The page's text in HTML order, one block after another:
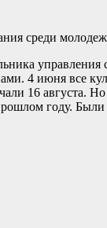
среди
управления
4 июня все
16 августа.
году.